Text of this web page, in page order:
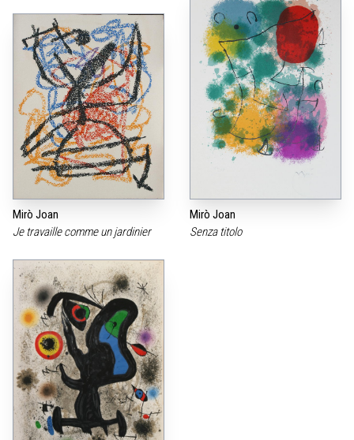
Mirò Joan
Je travaille comme un jardinier
Mirò Joan
Senza titolo